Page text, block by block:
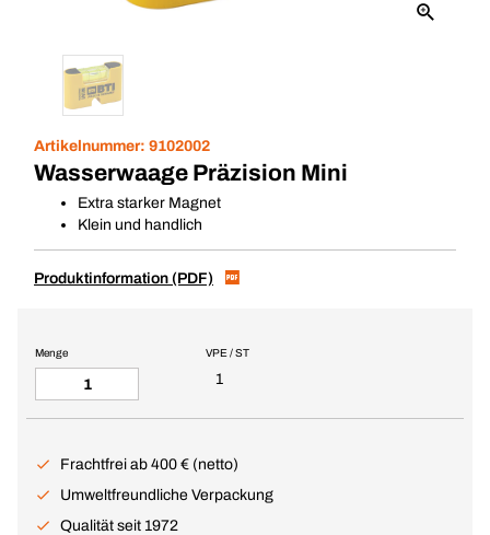
Artikelnummer: 9102002
Wasserwaage Präzision Mini
Extra starker Magnet
Klein und handlich
Produktinformation (PDF)
VPE / ST
1
Menge
Frachtfrei ab 400 € (netto)
Umweltfreundliche Verpackung
Qualität seit 1972